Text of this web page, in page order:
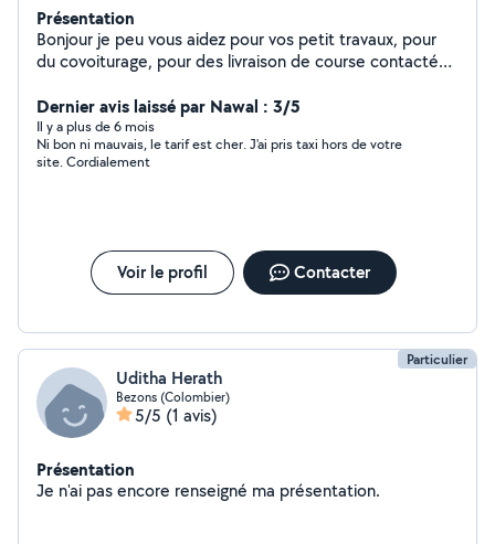
Présentation
Bonjour je peu vous aidez pour vos petit travaux, pour
du covoiturage, pour des livraison de course contacté
Dernier avis laissé par Nawal : 3/5
Il y a plus de 6 mois
Ni bon ni mauvais, le tarif est cher. J'ai pris taxi hors de votre
site. Cordialement
Voir le profil Contacter
Particulier
Uditha Herath
Bezons (Colombier)
5/5 (1 avis)
Présentation
Je n'ai pas encore renseigné ma présentation.